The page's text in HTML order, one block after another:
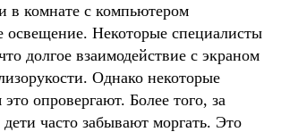
в комнате с компьютером
освещение. Некоторые специалисты
долгое взаимодействие с экраном
Однако некоторые
опровергают. Более того, за
часто забывают моргать. Это